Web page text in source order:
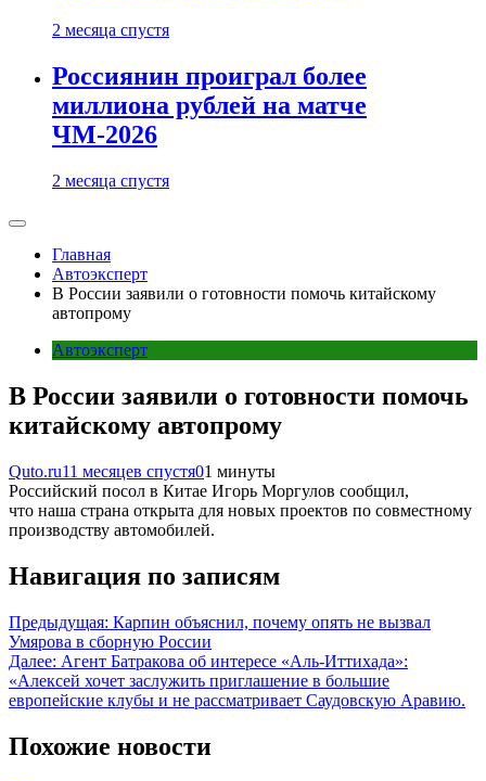
2 месяца спустя
Россиянин проиграл более
миллиона рублей на матче
ЧМ-2026
2 месяца спустя
Главная
Автоэксперт
В России заявили о готовности помочь китайскому
автопрому
Автоэксперт
В России заявили о готовности помочь
китайскому автопрому
Quto.ru11 месяцев спустя01 минуты
Российский посол в Китае Игорь Моргулов сообщил,
что наша страна открыта для новых проектов по совместному
производству автомобилей.
Навигация по записям
Предыдущая: Карпин объяснил, почему опять не вызвал
Умярова в сборную России
Далее: Агент Батракова об интересе «Аль-Иттихада»:
«Алексей хочет заслужить приглашение в большие
европейские клубы и не рассматривает Саудовскую Аравию.
Похожие новости